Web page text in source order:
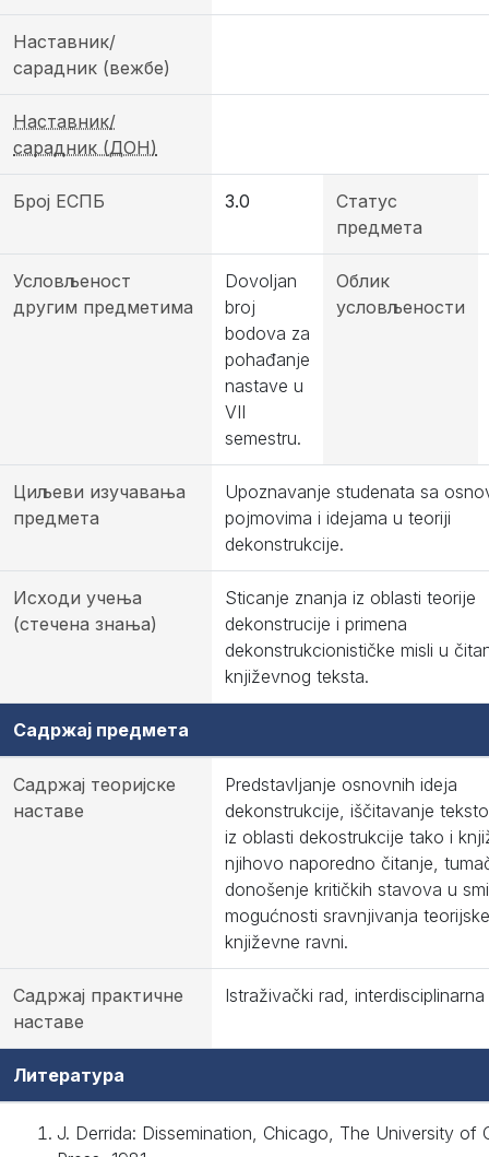
Наставник/
сарадник (вежбе)
Наставник/
сарадник (ДОН)
Број ЕСПБ 3.0
Статус
предмета
Условљеност
другим предметима
Dovoljan
broj
bodova za
pohađanje
nastave u
VII
semestru.
Облик
условљености
Циљеви изучавања
предмета
Upoznavanje studenata sa
pojmovima i idejama u teoriji
dekonstrukcije.
Исходи учења
(стечена знања)
Sticanje znanja iz oblasti teorije
dekonstrucije i primena
dekonstrukcionističke misli u
književnog teksta.
Садржај предмета
Садржај теоријске
наставе
Predstavljanje osnovnih ideja
dekonstrukcije, iščitavanje
iz oblasti dekostrukcije tako i
njihovo naporedno čitanje,
donošenje kritičkih stavova u
mogućnosti sravnjivanja
književne ravni.
Садржај практичне
наставе
Istraživački rad,
Литература
J. Derrida: Dissemination, Chicago, The University of